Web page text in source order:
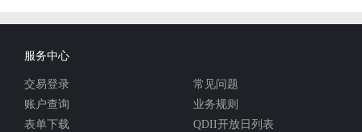
服务中心
交易登录
账户查询
表单下载
常见问题
业务规则
QDII开放日列表